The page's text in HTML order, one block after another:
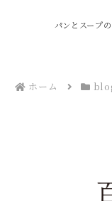
パンとスープ
ホーム